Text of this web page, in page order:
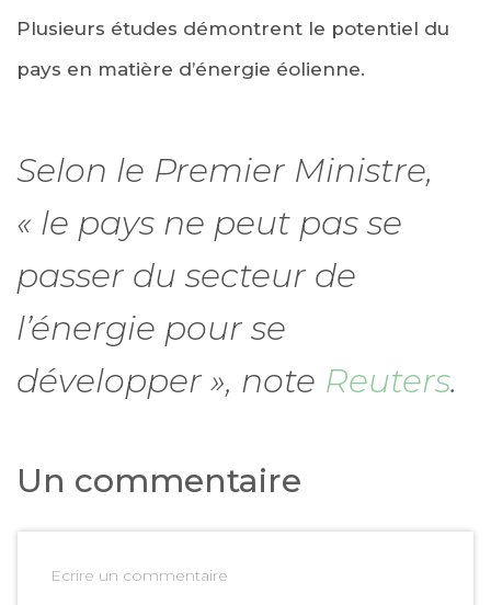
Plusieurs études démontrent le potentiel du
pays en matière d’énergie éolienne.
Selon le Premier Ministre,
« le pays ne peut pas se
passer du secteur de
l’énergie pour se
développer », note Reuters.
Un commentaire
Ecrire un commentaire